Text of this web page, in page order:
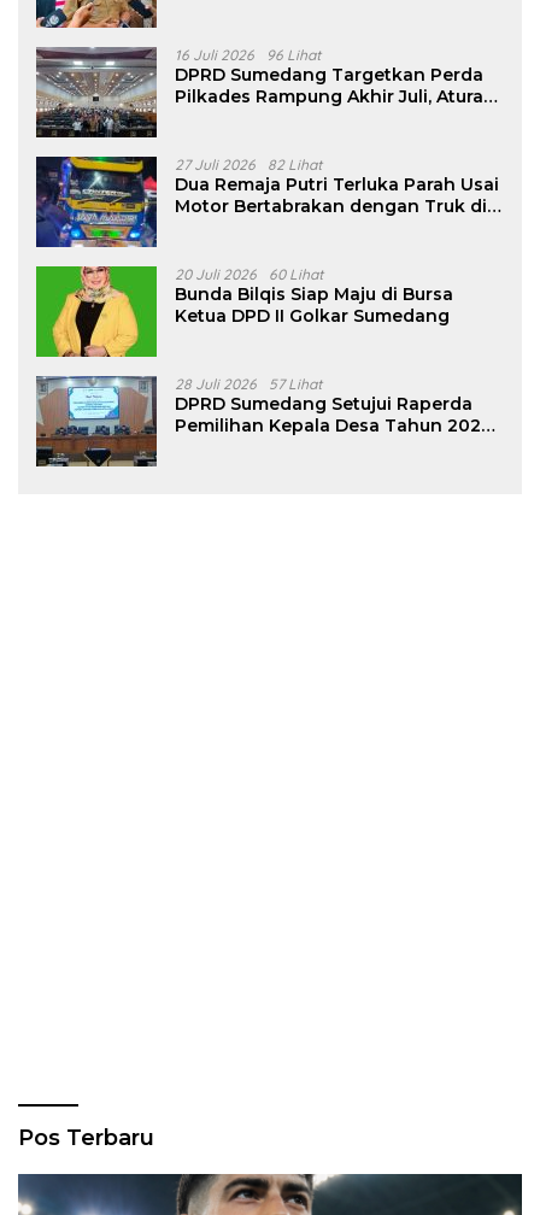
16 Juli 2026 96 Lihat
DPRD Sumedang Targetkan Perda
Pilkades Rampung Akhir Juli, Aturan
27 Juli 2026 82 Lihat
Dua Remaja Putri Terluka Parah Usai
Motor Bertabrakan dengan Truk di
20 Juli 2026 60 Lihat
Bunda Bilqis Siap Maju di Bursa
Ketua DPD II Golkar Sumedang
28 Juli 2026 57 Lihat
DPRD Sumedang Setujui Raperda
Pemilihan Kepala Desa Tahun 2026
Pos Terbaru